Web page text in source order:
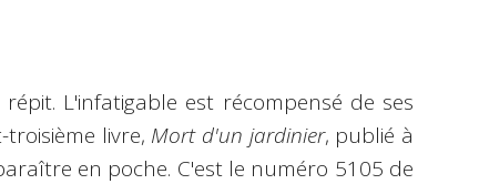
répit. L'infatigable est récompensé de ses
troisième livre, Mort d'un jardinier, publié à
en poche. C'est le numéro 5105 de